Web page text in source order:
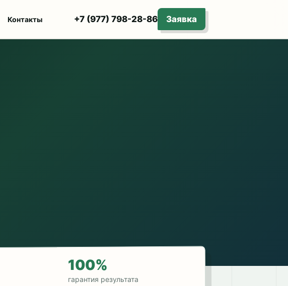
Контакты +7 (977) 798-28-86 Заявка
100%
гарантия результата